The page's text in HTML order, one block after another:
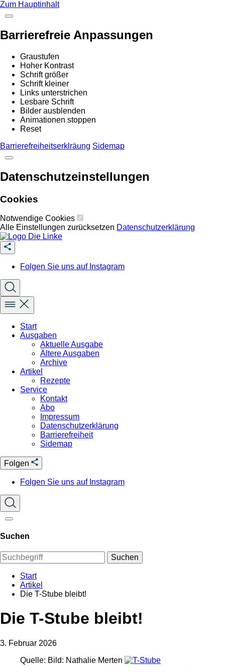
Zum Hauptinhalt
Barrierefreie Anpassungen
Graustufen
Hoher Kontrast
Schrift größer
Schrift kleiner
Links unterstrichen
Lesbare Schrift
Bilder ausblenden
Animationen stoppen
Reset
Barrierefreiheitserklräung Sidemap
Datenschutzeinstellungen
Cookies
Notwendige Cookies
Alle Einstellungen zurücksetzen Datenschutzerklärung
Folgen Sie uns auf Instagram
Start
Ausgaben
Aktuelle Ausgabe
Ältere Ausgaben
Archive
Artikel
Rezepte
Service
Kontakt
Abo
Impressum
Datenschutzerklärung
Barrierefreiheit
Sidemap
Folgen
Folgen Sie uns auf Instagram
Suchen
Suchen
Start
Artikel
Die T-Stube bleibt!
Die T-Stube bleibt!
3. Februar 2026
Quelle: Bild: Nathalie Merten